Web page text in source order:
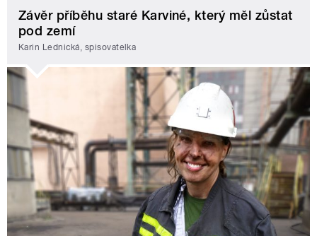
Závěr příběhu staré Karviné, který měl zůstat
pod zemí
Karin Lednická, spisovatelka